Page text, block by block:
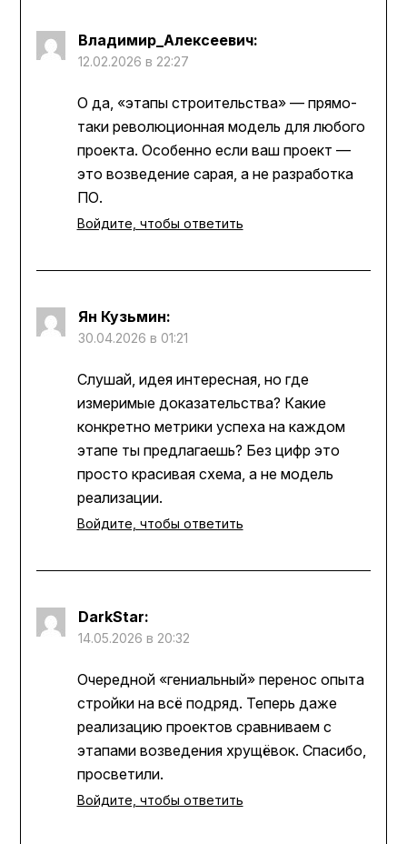
Владимир_Алексеевич:
12.02.2026 в 22:27
О да, «этапы строительства» — прямо-
таки революционная модель для любого
проекта. Особенно если ваш проект —
это возведение сарая, а не разработка
ПО.
Войдите, чтобы ответить
Ян Кузьмин:
30.04.2026 в 01:21
Слушай, идея интересная, но где
измеримые доказательства? Какие
конкретно метрики успеха на каждом
этапе ты предлагаешь? Без цифр это
просто красивая схема, а не модель
реализации.
Войдите, чтобы ответить
DarkStar:
14.05.2026 в 20:32
Очередной «гениальный» перенос опыта
стройки на всё подряд. Теперь даже
реализацию проектов сравниваем с
этапами возведения хрущёвок. Спасибо,
просветили.
Войдите, чтобы ответить